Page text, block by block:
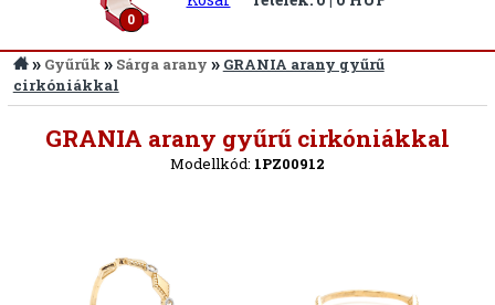
0
» Gyűrűk » Sárga arany » GRANIA arany gyűrű
cirkóniákkal
GRANIA arany gyűrű cirkóniákkal
Modellkód: 1PZ00912
Vissza